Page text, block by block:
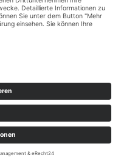
info@difho.de
für WordPress